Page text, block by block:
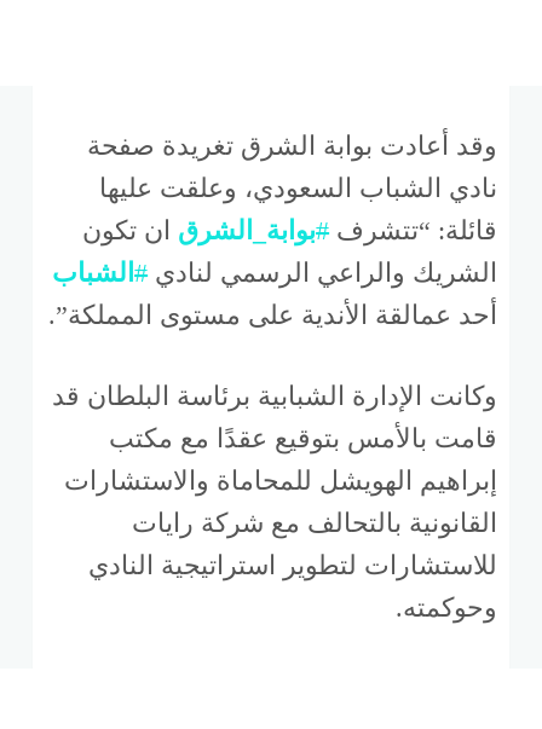
وقد أعادت بوابة الشرق تغريدة صفحة
نادي الشباب السعودي، وعلقت عليها
قائلة: “تتشرف#بوابة_الشرق ان تكون
الشريك والراعي الرسمي لنادي#الشباب
أحد عمالقة الأندية على مستوى المملكة”.
وكانت الإدارة الشبابية برئاسة البلطان قد
قامت بالأمس بتوقيع عقدًا مع مكتب
إبراهيم الهويشل للمحاماة والاستشارات
القانونية بالتحالف مع شركة رايات
للاستشارات لتطوير استراتيجية النادي
وحوكمته.